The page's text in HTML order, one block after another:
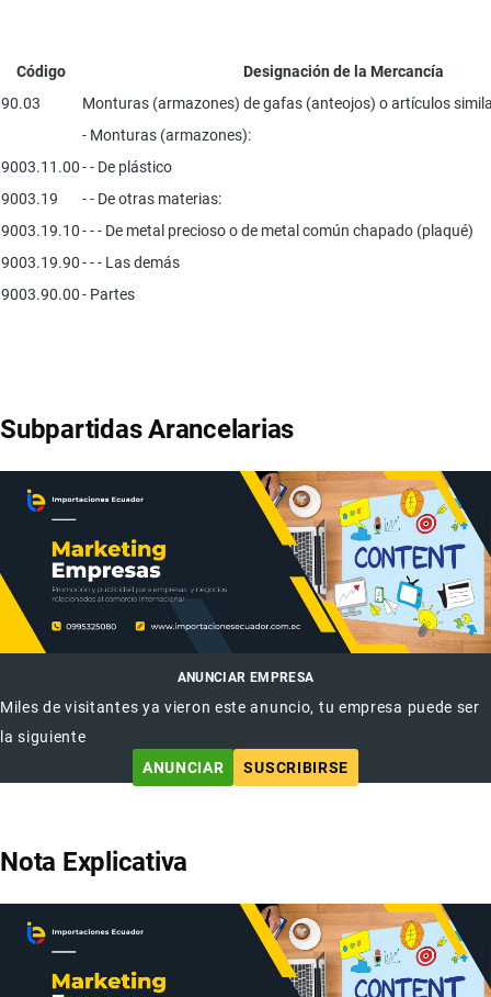
Código
Designación de la Mercancía
90.03
Monturas (armazones) de gafas (anteojos) o artículos
- Monturas (armazones):
9003.11.00- - De plástico
9003.19
- - De otras materias:
9003.19.10- - - De metal precioso o de metal común chapado (plaqué)
9003.19.90- - - Las demás
9003.90.00- Partes
Subpartidas Arancelarias
ANUNCIAR EMPRESA
Miles de visitantes ya vieron este anuncio, tu empresa puede ser
la siguiente
ANUNCIAR
SUSCRIBIRSE
Nota Explicativa